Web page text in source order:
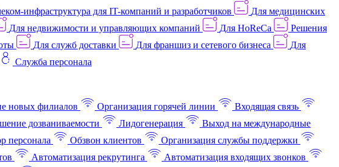
инфраструктура для IT-компаний и разработчиков
Для медицинских
Для недвижимости и управляющих компаний Для HoReCa
Решения
Для служб доставки Для франшиз и сетевого бизнеса
Для
Служба персонала
новых филиалов Организация горячей линии
Входящая связь
дозваниваемости Лидогенерация
Выход на международные
персонала Обзвон клиентов
Организация службы поддержки
Автоматизация рекрутинга
Автоматизация входящих звонков